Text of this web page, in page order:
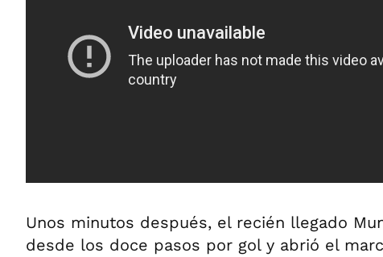
Unos minutos después, el recién llegado
desde los doce pasos por gol y abrió el